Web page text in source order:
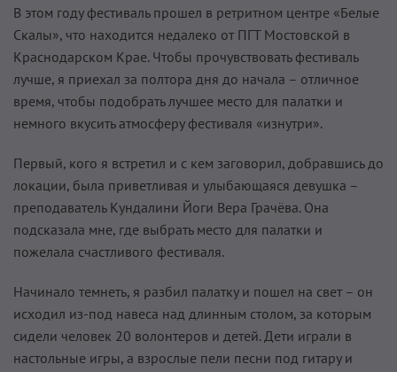
В этом году фестиваль прошел в ретритном центре «Белые
Скалы», что находится недалеко от ПГТ Мостовской в
Краснодарском Крае. Чтобы прочувствовать фестиваль
лучше, я приехал за полтора дня до начала – отличное
время, чтобы подобрать лучшее место для палатки и
немного вкусить атмосферу фестиваля «изнутри».
Первый, кого я встретил и с кем заговорил, добравшись до
локации, была приветливая и улыбающаяся девушка –
преподаватель Кундалини Йоги Вера Грачёва. Она
подсказала мне, где выбрать место для палатки и
пожелала счастливого фестиваля.
Начинало темнеть, я разбил палатку и пошел на свет – он
исходил из-под навеса над длинным столом, за которым
сидели человек 20 волонтеров и детей. Дети играли в
настольные игры, а взрослые пели песни под гитару и